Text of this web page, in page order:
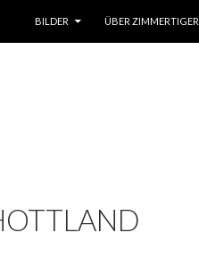
BILDER
ÜBER ZIMMERTIGER